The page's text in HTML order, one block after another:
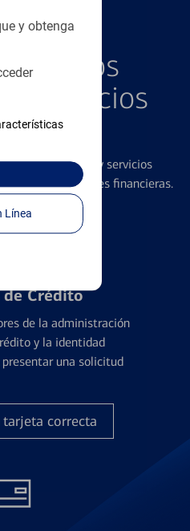
y obtenga
Continúe para entrar en la Banca en Línea
DESTACADOS
Servicios
de productos y servicios
sus necesidades financieras.
Crédito
de la administración
y la identidad
una solicitud
tarjeta correcta